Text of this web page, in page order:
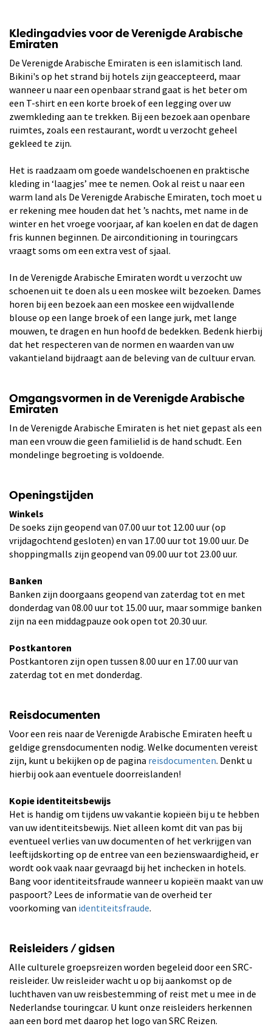
Kledingadvies voor de Verenigde Arabische
Emiraten
De Verenigde Arabische Emiraten is een islamitisch land.
Bikini's op het strand bij hotels zijn geaccepteerd, maar
wanneer u naar een openbaar strand gaat is het beter om
een T-shirt en een korte broek of een legging over uw
zwemkleding aan te trekken. Bij een bezoek aan openbare
ruimtes, zoals een restaurant, wordt u verzocht geheel
gekleed te zijn.
Het is raadzaam om goede wandelschoenen en praktische
kleding in ‘laagjes’ mee te nemen. Ook al reist u naar een
warm land als De Verenigde Arabische Emiraten, toch moet u
er rekening mee houden dat het ’s nachts, met name in de
winter en het vroege voorjaar, af kan koelen en dat de dagen
fris kunnen beginnen. De airconditioning in touringcars
vraagt soms om een extra vest of sjaal.
In de Verenigde Arabische Emiraten wordt u verzocht uw
schoenen uit te doen als u een moskee wilt bezoeken. Dames
horen bij een bezoek aan een moskee een wijdvallende
blouse op een lange broek of een lange jurk, met lange
mouwen, te dragen en hun hoofd de bedekken. Bedenk hierbij
dat het respecteren van de normen en waarden van uw
vakantieland bijdraagt aan de beleving van de cultuur ervan.
Omgangsvormen in de Verenigde Arabische
Emiraten
In de Verenigde Arabische Emiraten is het niet gepast als een
man een vrouw die geen familielid is de hand schudt. Een
mondelinge begroeting is voldoende.
Openingstijden
Winkels
De soeks zijn geopend van 07.00 uur tot 12.00 uur (op
vrijdagochtend gesloten) en van 17.00 uur tot 19.00 uur. De
shoppingmalls zijn geopend van 09.00 uur tot 23.00 uur.
Banken
Banken zijn doorgaans geopend van zaterdag tot en met
donderdag van 08.00 uur tot 15.00 uur, maar sommige banken
zijn na een middagpauze ook open tot 20.30 uur.
Postkantoren
Postkantoren zijn open tussen 8.00 uur en 17.00 uur van
zaterdag tot en met donderdag.
Reisdocumenten
Voor een reis naar de Verenigde Arabische Emiraten heeft u
geldige grensdocumenten nodig. Welke documenten vereist
zijn, kunt u bekijken op de pagina reisdocumenten. Denkt u
hierbij ook aan eventuele doorreislanden!
Kopie identiteitsbewijs
Het is handig om tijdens uw vakantie kopieën bij u te hebben
van uw identiteitsbewijs. Niet alleen komt dit van pas bij
eventueel verlies van uw documenten of het verkrijgen van
leeftijdskorting op de entree van een bezienswaardigheid, er
wordt ook vaak naar gevraagd bij het inchecken in hotels.
Bang voor identiteitsfraude wanneer u kopieën maakt van uw
paspoort? Lees de informatie van de overheid ter
voorkoming van identiteitsfraude.
Reisleiders / gidsen
Alle culturele groepsreizen worden begeleid door een SRC-
reisleider. Uw reisleider wacht u op bij aankomst op de
luchthaven van uw reisbestemming of reist met u mee in de
Nederlandse touringcar. U kunt onze reisleiders herkennen
aan een bord met daarop het logo van SRC Reizen.